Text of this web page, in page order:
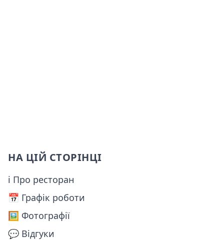
НА ЦІЙ СТОРІНЦІ
ℹ Про ресторан
📅️ Графік роботи
🖼️ Фотографії
💬 Відгуки